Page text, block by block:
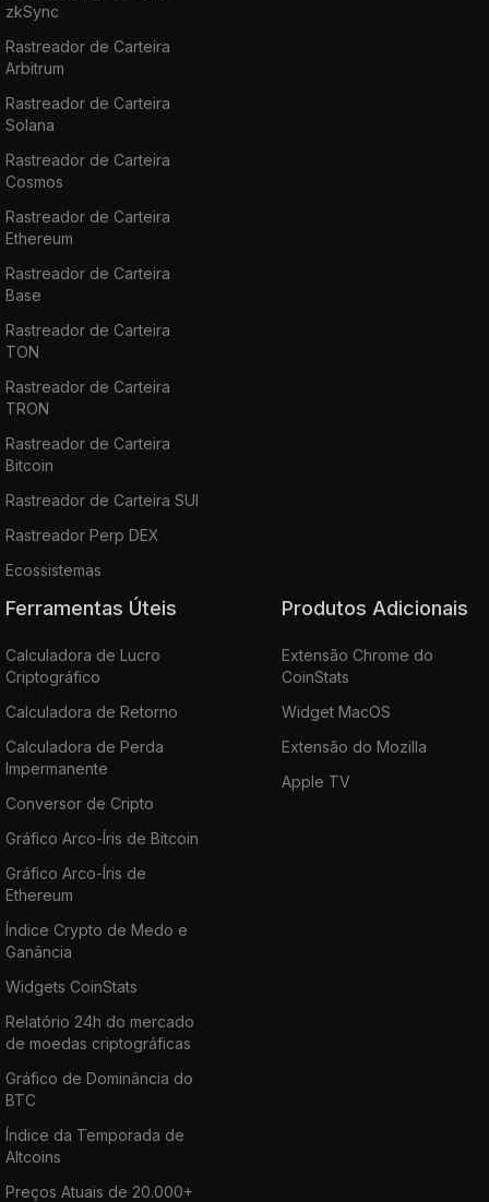
zkSync
Rastreador de Carteira
Arbitrum
Rastreador de Carteira
Solana
Rastreador de Carteira
Cosmos
Rastreador de Carteira
Ethereum
Rastreador de Carteira
Base
Rastreador de Carteira
TON
Rastreador de Carteira
TRON
Rastreador de Carteira
Bitcoin
Rastreador de Carteira SUI
Rastreador Perp DEX
Ecossistemas
Ferramentas Úteis
Calculadora de Lucro
Criptográfico
Calculadora de Retorno
Calculadora de Perda
Impermanente
Conversor de Cripto
Gráfico Arco-Íris de Bitcoin
Gráfico Arco-Íris de
Ethereum
Índice Crypto de Medo e
Ganância
Widgets CoinStats
Relatório 24h do mercado
de moedas criptográficas
Gráfico de Dominância do
BTC
Índice da Temporada de
Altcoins
Preços Atuais de 20.000+
Produtos Adicionais
Extensão Chrome do
CoinStats
Widget MacOS
Extensão do Mozilla
Apple TV